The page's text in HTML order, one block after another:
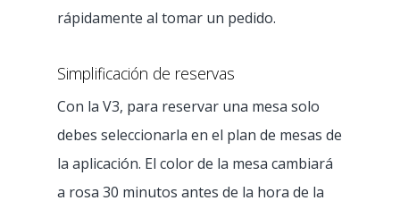
rápidamente al tomar un pedido.
Simplificación de reservas
Con la V3, para reservar una mesa solo
debes seleccionarla en el plan de mesas de
la aplicación. El color de la mesa cambiará
a rosa 30 minutos antes de la hora de la